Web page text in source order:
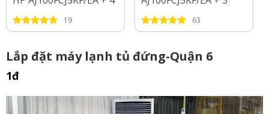
Dàn Lạnh 1 HP - 2 HP
19
Dàn Lạnh 1 HP - 1.5 HP
- 2.5 HP
63
Lắp đặt máy lạnh tủ đứng-Quận 6
1đ